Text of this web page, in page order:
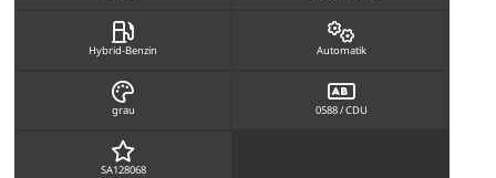
Hybrid-Benzin Automatik
grau 0588 / CDU
SA128068